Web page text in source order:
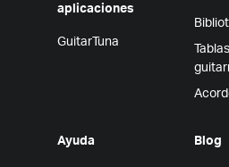
aplicaciones
GuitarTuna
Ayuda Blog